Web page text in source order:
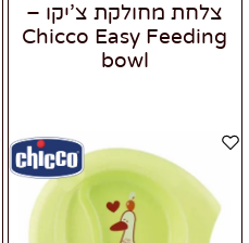
צלחת מחולקת צ’יקו –
Chicco Easy Feeding
bowl